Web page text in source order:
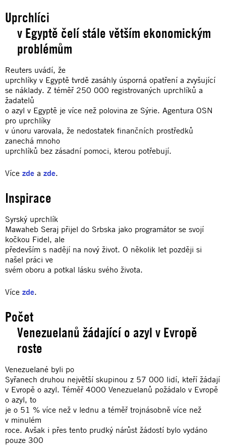
Uprchlíci
v Egyptě čelí stále větším ekonomickým
problémům
Reuters uvádí, že
uprchlíky v Egyptě tvrdě zasáhly úsporná opatření a zvyšující
se náklady. Z téměř 250 000 registrovaných uprchlíků a
žadatelů
o azyl v Egyptě je více než polovina ze Sýrie. Agentura OSN
pro uprchlíky
v únoru varovala, že nedostatek finančních prostředků
zanechá mnoho
uprchlíků bez zásadní pomoci, kterou potřebují.
Více zde a zde.
Inspirace
Syrský uprchlík
Mawaheb Seraj přijel do Srbska jako programátor se svojí
kočkou Fidel, ale
především s nadějí na nový život. O několik let později si
našel práci ve
svém oboru a potkal lásku svého života.
Více zde.
Počet
Venezuelanů žádající o azyl v Evropě
roste
Venezuelané byli po
Syřanech druhou největší skupinou z 57 000 lidí, kteří žádají
v Evropě o azyl. Téměř 4000 Venezuelanů požádalo v Evropě
o azyl, to
je o 51 % více než v lednu a téměř trojnásobně více než
v minulém
roce. Avšak i přes tento prudký nárůst žádostí bylo vydáno
pouze 300